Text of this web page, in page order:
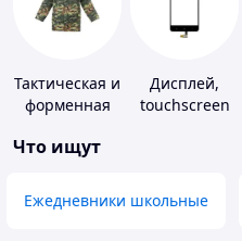
Тактическая и
форменная
Дисплей,
touchscreen
Что ищут
Ежедневники школьные